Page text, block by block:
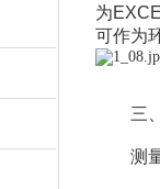
为
可作为
三、
测量